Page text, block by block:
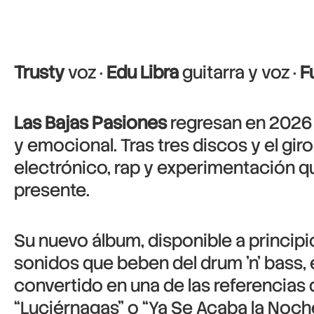
Trustyvoz · Edu Libraguitarra y voz ·
Las Bajas Pasionesregresan en
y emocional. Tras tres discos y el
electrónico, rap y experimentación
presente.
Su nuevo álbum, disponible a
sonidos que beben del drum ’n’
convertido en una de las referencias
“Luciérnagas” o “Ya Se Acaba la